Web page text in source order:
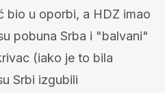
bio u oporbi, a HDZ imao
pobuna Srba i "balvani"
(iako je to bila
Srbi izgubili